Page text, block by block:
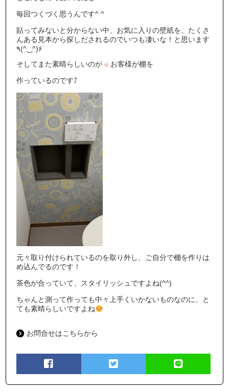
毎回つくづく思うんです^ ^
貼ってみないと分からない中、お気に入りの壁紙を、たくさ
んある見本から探しだされるのでいつも凄いな！と思います
٩(^‿^)۶
そしてまた素晴らしいのが
お客様が棚を
作っているのです⤴︎
元々取り付けられているのを取り外し、ご自分で棚を作りは
め込んでるのです！
茶色が合っていて、スタイリッシュですよね(^^)
ちゃんと測って作っても中々上手くいかないものなのに、と
ても素晴らしいですよね
お問合せはこちらから